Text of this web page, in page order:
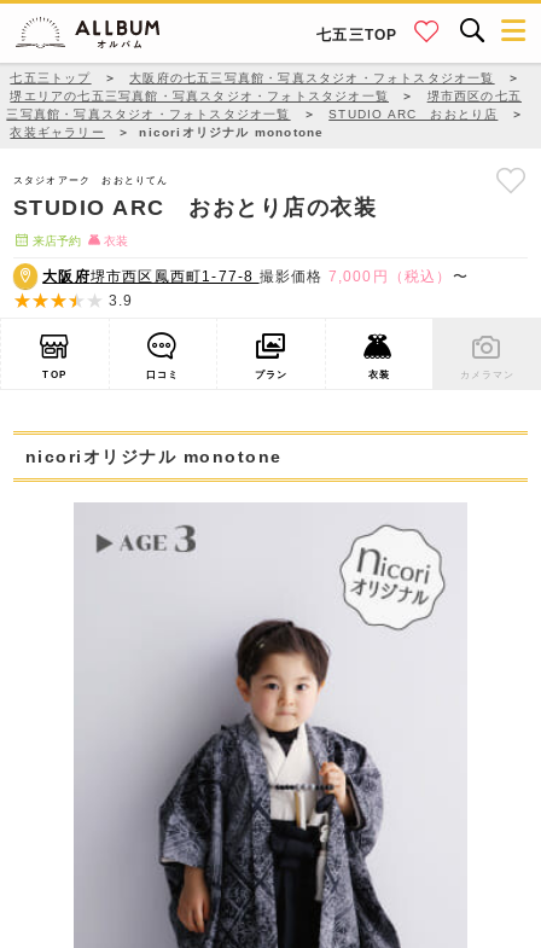
七五三TOP
七五三トップ ＞ 大阪府の七五三写真館・写真スタジオ・フォトスタジオ一覧
＞
堺エリアの七五三写真館・写真スタジオ・フォトスタジオ一覧
＞
堺市西区の七五
三写真館・写真スタジオ・フォトスタジオ一覧
＞ STUDIO ARC おおとり店
＞
衣装ギャラリー
＞ nicoriオリジナル monotone
スタジオアーク おおとりてん
STUDIO ARC おおとり店の衣装
来店予約 衣装
大阪府堺市西区鳳西町1-77-8 撮影価格 7,000円（税込） 〜
3.9
TOP 口コミ プラン 衣装 カメラマン
nicoriオリジナル monotone